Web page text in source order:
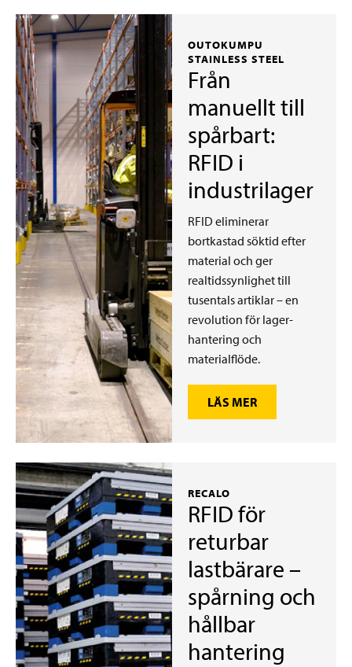
OUTOKUMPU
STAINLESS STEEL
Från
manuellt till
spårbart:
RFID i
industrilager
RFID eliminerar
bortkastad söktid efter
material och ger
realtidssynlighet till
tusentals artiklar – en
revolution för lager­
hantering och
materialflöde.
LÄS MER
RECALO
RFID för
returbar
lastbärare –
spårning och
hållbar
hantering